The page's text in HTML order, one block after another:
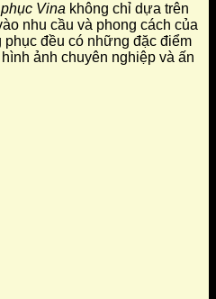
Vina không chỉ dựa trên
nhu cầu và phong cách của
đều có những đặc điểm
ảnh chuyên nghiệp và ấn